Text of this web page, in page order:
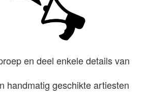
en deel enkele details van
handmatig geschikte artiesten